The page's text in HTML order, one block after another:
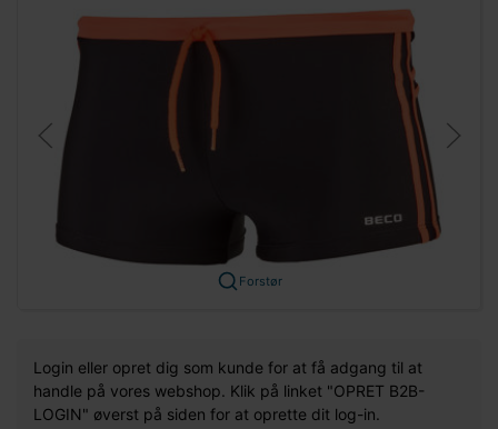
Forstør
Login eller opret dig som kunde for at få adgang til at
handle på vores webshop. Klik på linket "OPRET B2B-
LOGIN" øverst på siden for at oprette dit log-in.